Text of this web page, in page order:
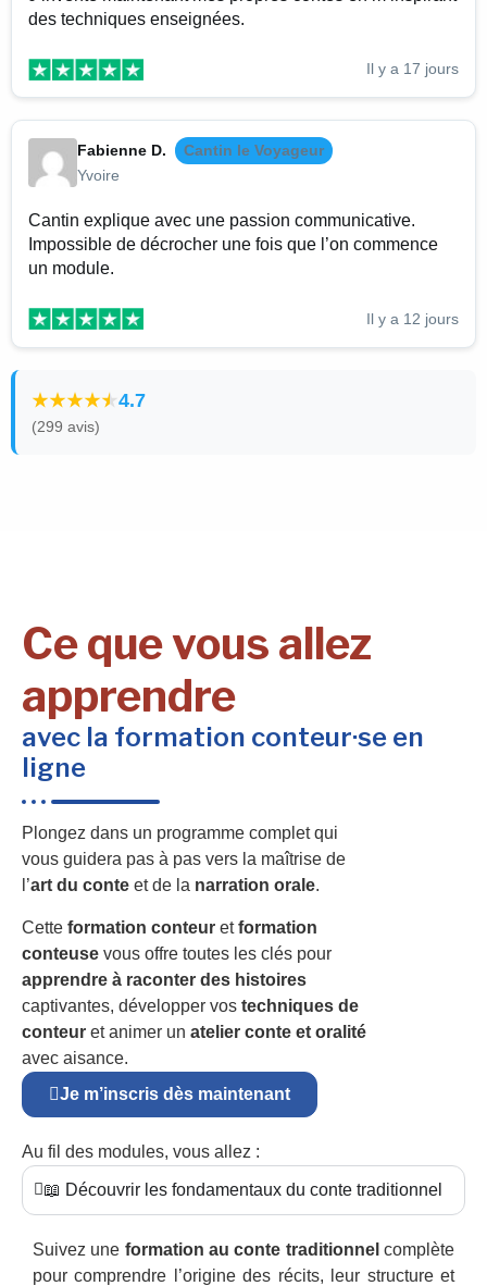
des techniques enseignées.
Il y a 17 jours
Fabienne D.
Cantin le Voyageur
Yvoire
Cantin explique avec une passion communicative.
Impossible de décrocher une fois que l’on commence
un module.
Il y a 12 jours
4.7
(299 avis)
Ce que vous allez
apprendre
avec la formation conteur·se en
ligne
Plongez dans un programme complet qui
vous guidera pas à pas vers la maîtrise de
l’art du conte et de la narration orale.
Cette formation conteur etformation
conteuse vous offre toutes les clés pour
apprendre à raconter des histoires
captivantes, développer vos techniques de
conteur et animer un atelier conte et oralité
avec aisance.
Je m’inscris dès maintenant
Au fil des modules, vous allez :
📖 Découvrir les fondamentaux du conte traditionnel
Suivez une formation au conte traditionnel complète
pour comprendre l’origine des récits, leur structure et